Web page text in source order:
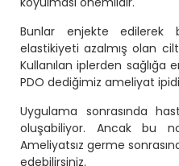
Bunlar enjekte
elastikiyeti azalmış olan cilt
Kullanılan iplerden sağlığa
PDO dediğimiz ameliyat
Uygulama sonrasında
oluşabiliyor. Ancak bu
Ameliyatsız germe
edebilirsiniz.